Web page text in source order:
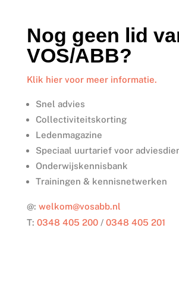
Nog geen lid
VOS/ABB?
Klik hier voor meer informatie.
Snel advies
Collectiviteitskorting
Ledenmagazine
Speciaal uurtarief voor
Onderwijskennisbank
Trainingen & kennisnetwerken
@: welkom@vosabb.nl
T: 0348 405 200/ 0348 405 201